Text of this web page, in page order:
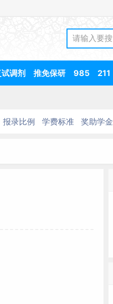
调剂 推免保研 985 211
报录比例 学费标准 奖助学金